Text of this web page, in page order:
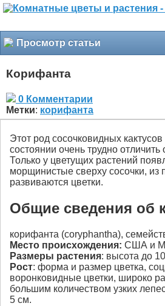
Просмотр статьи
Корифанта
0 Комментарии
Метки: корифанта
Этот род сосочковидных
состоянии очень трудно
Только у цветущих растений
морщинистые сверху сосочки, из
развиваются цветки.
Общие сведения об
корифанта (coryphantha),
Место происхождения: США и
Размеры растения: высота до
Рост: форма и размер цветка,
воронковидные цветки, широко
большим количеством узких
5 см.